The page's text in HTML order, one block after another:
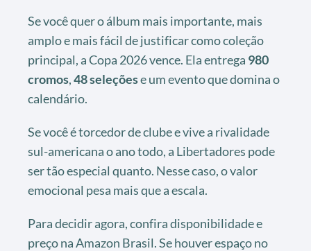
Se você quer o álbum mais importante, mais
amplo e mais fácil de justificar como coleção
principal, a Copa 2026 vence. Ela entrega 980
cromos,48 seleçõese um evento que domina o
calendário.
Se você é torcedor de clube e vive a rivalidade
sul-americana o ano todo, a Libertadores pode
ser tão especial quanto. Nesse caso, o valor
emocional pesa mais que a escala.
Para decidir agora, confira disponibilidade e
preço na Amazon Brasil. Se houver espaço no